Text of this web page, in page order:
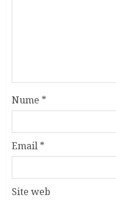
Nume *
Email *
Site web